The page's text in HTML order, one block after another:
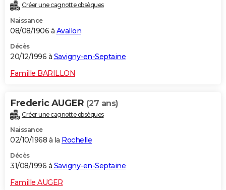
Créer une cagnotte obsèques
Naissance
08/08/1906 à Avallon
Décès
20/12/1996 à Savigny-en-Septaine
Famille BARILLON
Frederic AUGER (27 ans)
Créer une cagnotte obsèques
Naissance
02/10/1968 à la Rochelle
Décès
31/08/1996 à Savigny-en-Septaine
Famille AUGER